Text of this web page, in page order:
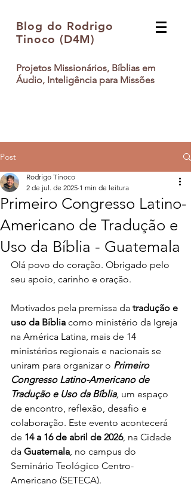
Blog do Rodrigo
Tinoco (D4M)
Projetos Missionários, Bíblias em
Áudio, Inteligência para Missões
Post
Primeiro Congresso Latino-
Americano de Tradução e
Uso da Bíblia - Guatemala
Rodrigo Tinoco
2 de jul. de 2025 1 min de leitura
Olá povo do coração. Obrigado pelo
seu apoio, carinho e oração.
Motivados pela premissa da tradução e
uso da Bíblia como ministério da Igreja
na América Latina, mais de 14
ministérios regionais e nacionais se
uniram para organizar o Primeiro
Congresso Latino-Americano de
Tradução e Uso da Bíblia, um espaço
de encontro, reflexão, desafio e
colaboração. Este evento acontecerá
de 14 a 16 de abril de 2026, na Cidade
da Guatemala, no campus do
Seminário Teológico Centro-
Americano (SETECA).